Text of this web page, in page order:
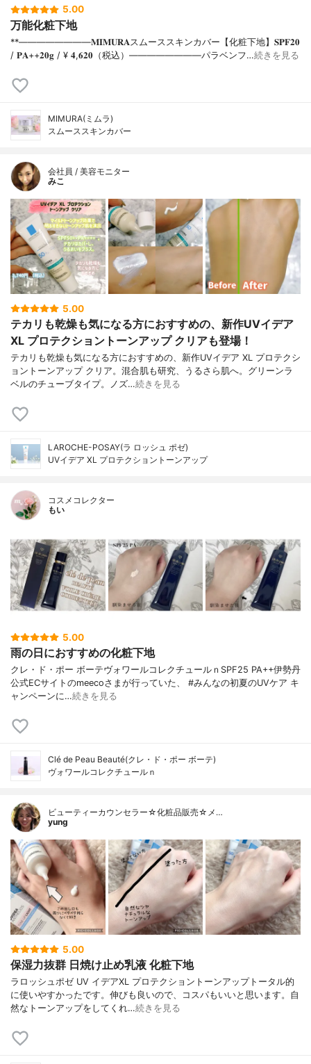
5.00
万能化粧下地
**⁡⁡⁡————————⁡𝐌𝐈𝐌𝐔𝐑𝐀スムーススキンカバー【化粧下地】𝐒𝐏𝐅𝟐𝟎
/ 𝐏𝐀++⁡𝟐𝟎𝐠 / ¥ 𝟒,𝟔𝟐𝟎（税込）⁡————————パラベンフ…続きを見る
MIMURA(ミムラ)
スムーススキンカバー
会社員 / 美容モニター
みこ
5.00
テカリも乾燥も気になる方におすすめの、新作UVイデア
XL プロテクショントーンアップ クリアも登場！
テカリも乾燥も気になる方におすすめの、新作UVイデア XL プロテクシ
ョントーンアップ クリア。混合肌も研究、うるさら肌へ。グリーンラ
ベルのチューブタイプ。ノズ…続きを見る
LAROCHE-POSAY(ラ ロッシュ ポゼ)
UVイデア XL プロテクショントーンアップ
コスメコレクター
もい
5.00
雨の日におすすめの化粧下地
クレ・ド・ポー ボーテヴォワールコレクチュールｎSPF25 PA++伊勢丹
公式ECサイトのmeecoさまが行っていた、 #みんなの初夏のUVケア キ
ャンペーンに…続きを見る
Clé de Peau Beauté(クレ・ド・ポー ボーテ)
ヴォワールコレクチュールｎ
ビューティーカウンセラー☆化粧品販売☆メ…
yung
5.00
保湿力抜群 日焼け止め乳液 化粧下地
ラロッシュポゼ UV イデアXL プロテクショントーンアップトータル的
に使いやすかったです。伸びも良いので、コスパもいいと思います。自
然なトーンアップをしてくれ…続きを見る